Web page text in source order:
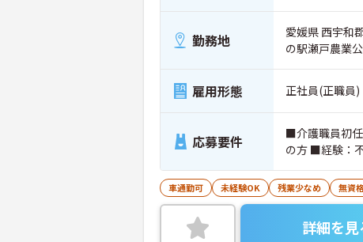
勤務地
愛媛県 西宇和
の駅瀬戸農業
雇用形態 正社員(正職員)
応募要件
■介護職員初
の方 ■経験：
車通勤可 未経験OK 残業少なめ 無資
詳細を見